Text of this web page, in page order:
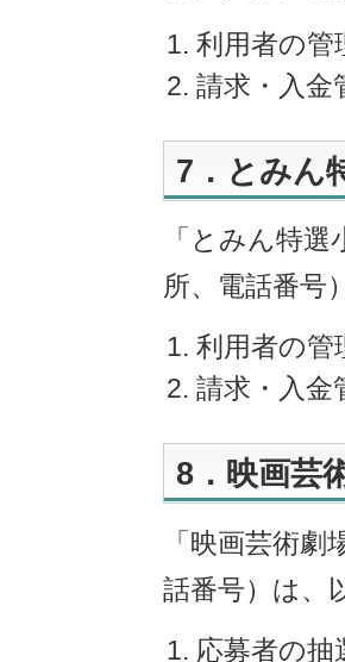
利用者の管
請求・入金
7．とみん
「とみん特
所、電話番号
利用者の管
請求・入金
8．映画芸
「映画芸術
話番号）は、
応募者の抽